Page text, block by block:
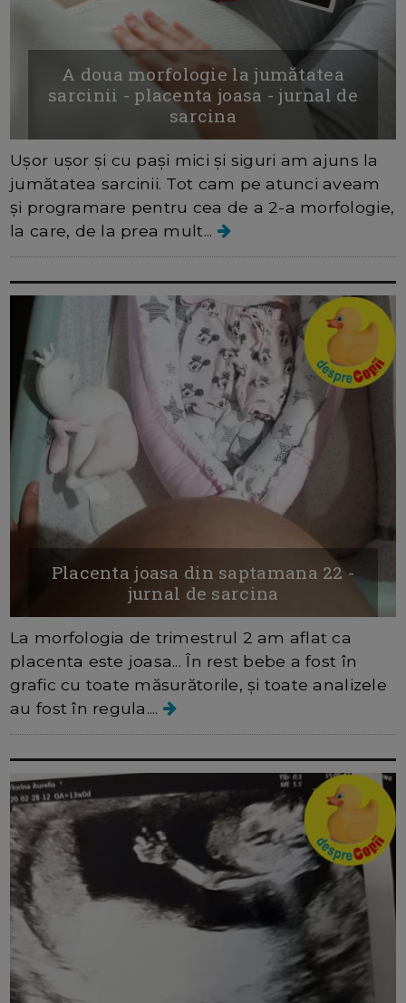
A doua morfologie la jumătatea
sarcinii - placenta joasa - jurnal de
sarcina
Ușor ușor și cu pași mici și siguri am ajuns la
jumătatea sarcinii. Tot cam pe atunci aveam
și programare pentru cea de a 2-a morfologie,
la care, de la prea mult...
Placenta joasa din saptamana 22 -
jurnal de sarcina
La morfologia de trimestrul 2 am aflat ca
placenta este joasa... În rest bebe a fost în
grafic cu toate măsurătorile, și toate analizele
au fost în regula....